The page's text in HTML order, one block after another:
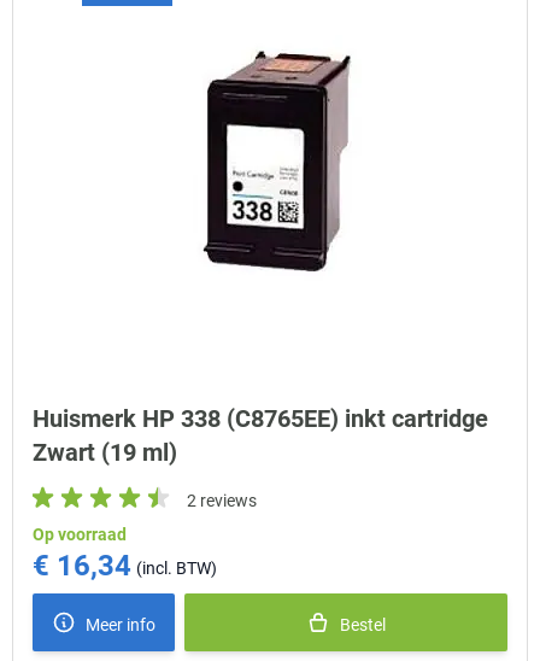
Huismerk HP 338 (C8765EE) inkt cartridge
Zwart (19 ml)
2 reviews
Op voorraad
€ 16,34
Meer info Bestel